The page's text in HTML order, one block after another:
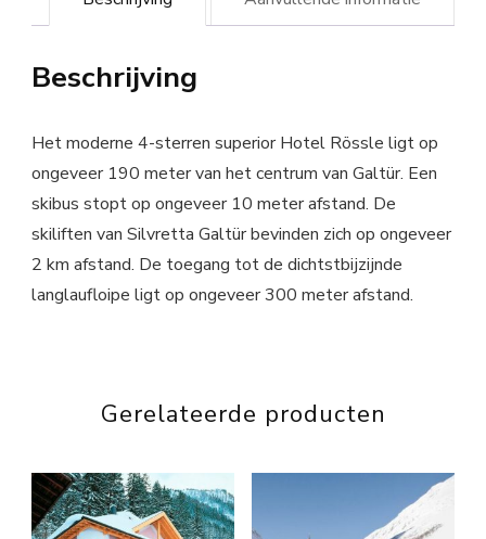
Beschrijving
Het moderne 4-sterren superior Hotel Rössle ligt op
ongeveer 190 meter van het centrum van Galtür. Een
skibus stopt op ongeveer 10 meter afstand. De
skiliften van Silvretta Galtür bevinden zich op ongeveer
2 km afstand. De toegang tot de dichtstbijzijnde
langlaufloipe ligt op ongeveer 300 meter afstand.
Gerelateerde producten